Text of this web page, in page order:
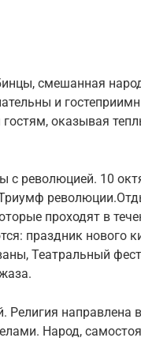
смешанная
и
гостям, оказывая
с революцией. 10
проходят в
праздник нового
Театральный
направлена
Народ,